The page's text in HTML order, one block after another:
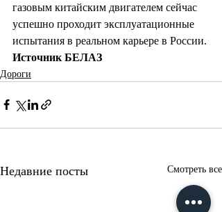
газовым китайским двигателем сейчас
успешно проходит эксплуатационные
испытания в реальном карьере в России.
Источник БЕЛАЗ
Дороги
Недавние посты Смотреть все